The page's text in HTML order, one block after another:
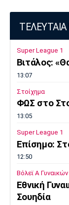
ΤΕΛΕΥΤΑΙΑ
Super League 1
Βιτάλος:
13:07
Στοίχημα
ΦΩΣ στο
13:05
Super League 1
Επίσημο:
12:50
Βόλεϊ Α Γυναικών
Εθνική
Σουηδία